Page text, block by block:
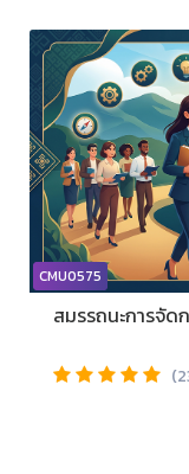
CMU0575
สมรรถนะการจัด